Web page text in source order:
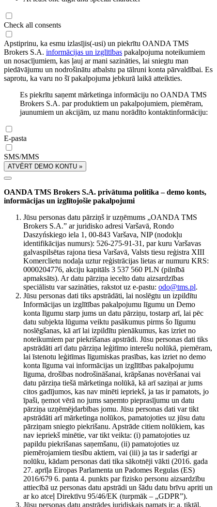
Check all consents
Apstiprinu, ka esmu izlasījis(-usi) un piekrītu OANDA TMS
Brokers S.A. informācijas un izglītības pakalpojuma noteikumiem
un nosacījumiem, kas ļauj ar mani sazināties, lai sniegtu man
piedāvājumu un nodrošinātu atbalstu pa tālruni konta pārvaldībai. Es
saprotu, ka varu no šī pakalpojuma jebkurā laikā atteikties.
Es piekrītu saņemt mārketinga informāciju no OANDA TMS
Brokers S.A. par produktiem un pakalpojumiem, piemēram,
jaunumiem un akcijām, uz manu norādīto kontaktinformāciju:
E-pasta
SMS/MMS
ATVĒRT DEMO KONTU »
OANDA TMS Brokers S.A. privātuma politika – demo konts,
informācijas un izglītojošie pakalpojumi
Jūsu personas datu pārziņš ir uzņēmums „OANDA TMS
Brokers S.A.” ar juridisko adresi Varšavā, Rondo
Daszyńskiego iela 1, 00-843 Varšava, NIP (nodokļu
identifikācijas numurs): 526-275-91-31, par kuru Varšavas
galvaspilsētas rajona tiesa Varšavā, Valsts tiesu reģistra XIII
Komerclietu nodaļa uztur reģistrācijas lietas ar numuru KRS:
0000204776, akciju kapitāls 3 537 560 PLN (pilnībā
apmaksāts). Ar datu pārziņa iecelto datu aizsardzības
speciālistu var sazināties, rakstot uz e-pastu: odo@tms.pl.
Jūsu personas dati tiks apstrādāti, lai noslēgtu un izpildītu
Informācijas un izglītības pakalpojumu līgumu un Demo
konta līgumu starp jums un datu pārziņu, tostarp arī, lai pēc
datu subjekta lūguma veiktu pasākumus pirms šo līgumu
noslēgšanas, kā arī lai izpildītu pienākumus, kas izriet no
noteikumiem par piekrišanas apstrādi. Jūsu personas dati tiks
apstrādāti arī datu pārziņa leģitīmo interešu nolūkā, piemēram,
lai īstenotu leģitīmas līgumiskas prasības, kas izriet no demo
konta līguma vai informācijas un izglītības pakalpojumu
līguma, drošības nodrošināšanai, krāpšanas novēršanai vai
datu pārziņa tiešā mārketinga nolūkā, kā arī saziņai ar jums
citos gadījumos, kas nav minēti iepriekš, ja tas ir pamatots, jo
īpaši, ņemot vērā no jums saņemto pieprasījumu un datu
pārziņa uzņēmējdarbības jomu. Jūsu personas dati var tikt
apstrādāti arī mārketinga nolūkos, pamatojoties uz jūsu datu
pārziņam sniegto piekrišanu. Apstrāde citiem nolūkiem, kas
nav iepriekš minētie, var tikt veikta: (i) pamatojoties uz
papildu piekrišanas saņemšanu, (ii) pamatojoties uz
piemērojamiem tiesību aktiem, vai (iii) ja tas ir saderīgi ar
nolūku, kādam personas dati tika sākotnēji vākti (2016. gada
27. aprīļa Eiropas Parlamenta un Padomes Regulas (ES)
2016/679 6. panta 4. punkts par fizisko personu aizsardzību
attiecībā uz personas datu apstrādi un šādu datu brīvu apriti un
ar ko atceļ Direktīvu 95/46/EK (turpmāk – „GDPR”).
Jūsu personas datu apstrādes juridiskais pamats ir: a. tiktāl,